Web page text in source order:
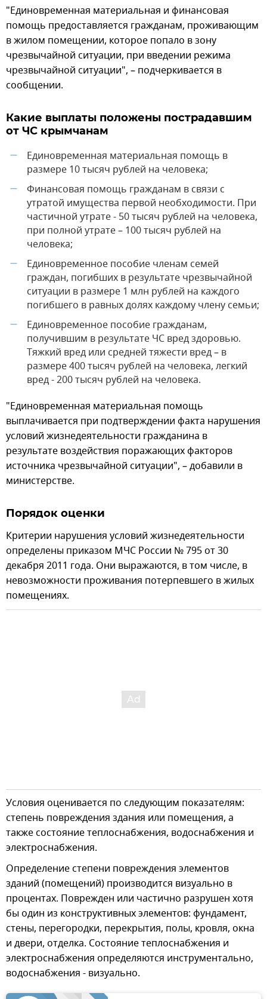
"Единовременная материальная и финансовая
помощь предоставляется гражданам, проживающим
в жилом помещении, которое попало в зону
чрезвычайной ситуации, при введении режима
чрезвычайной ситуации", – подчеркивается в
сообщении.
Какие выплаты положены пострадавшим
от ЧС крымчанам
—
Единовременная материальная помощь в
размере 10 тысяч рублей на человека;
—
Финансовая помощь гражданам в связи с
утратой имущества первой необходимости. При
частичной утрате - 50 тысяч рублей на человека,
при полной утрате – 100 тысяч рублей на
человека;
—
Единовременное пособие членам семей
граждан, погибших в результате чрезвычайной
ситуации в размере 1 млн рублей на каждого
погибшего в равных долях каждому члену семьи;
—
Единовременное пособие гражданам,
получившим в результате ЧС вред здоровью.
Тяжкий вред или средней тяжести вред – в
размере 400 тысяч рублей на человека, легкий
вред - 200 тысяч рублей на человека.
"Единовременная материальная помощь
выплачивается при подтверждении факта нарушения
условий жизнедеятельности гражданина в
результате воздействия поражающих факторов
источника чрезвычайной ситуации", – добавили в
министерстве.
Порядок оценки
Критерии нарушения условий жизнедеятельности
определены приказом МЧС России № 795 от 30
декабря 2011 года. Они выражаются, в том числе, в
невозможности проживания потерпевшего в жилых
помещениях.
Условия оценивается по следующим показателям:
степень повреждения здания или помещения, а
также состояние теплоснабжения, водоснабжения и
электроснабжения.
Определение степени повреждения элементов
зданий (помещений) производится визуально в
процентах. Поврежден или частично разрушен хотя
бы один из конструктивных элементов: фундамент,
стены, перегородки, перекрытия, полы, кровля, окна
и двери, отделка. Состояние теплоснабжения и
электроснабжения определяются инструментально,
водоснабжения - визуально.